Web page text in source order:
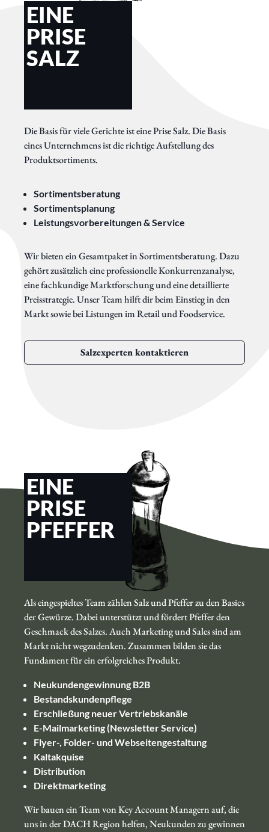
EINE
PRISE
SALZ
Die Basis für viele Gerichte ist eine Prise Salz. Die Basis
eines Unternehmens ist die richtige Aufstellung des
Produktsortiments.
Sortimentsberatung
Sortimentsplanung
Leistungsvorbereitungen & Service
Wir bieten ein Gesamtpaket in Sortimentsberatung. Dazu
gehört zusätzlich eine professionelle Konkurrenzanalyse,
eine fachkundige Marktforschung und eine detaillierte
Preisstrategie. Unser Team hilft dir beim Einstieg in den
Markt sowie bei Listungen im Retail und Foodservice.
Salzexperten kontaktieren
EINE
PRISE
PFEFFER
Als eingespieltes Team zählen Salz und Pfeffer zu den Basics
der Gewürze. Dabei unterstützt und fördert Pfeffer den
Geschmack des Salzes. Auch Marketing und Sales sind am
Markt nicht wegzudenken. Zusammen bilden sie das
Fundament für ein erfolgreiches Produkt.
Neukundengewinnung B2B
Bestandskundenpflege
Erschließung neuer Vertriebskanäle
E-Mailmarketing (Newsletter Service)
Flyer-, Folder- und Webseitengestaltung
Kaltakquise
Distribution
Direktmarketing
Wir bauen ein Team von Key Account Managern auf, die
uns in der DACH Region helfen, Neukunden zu gewinnen